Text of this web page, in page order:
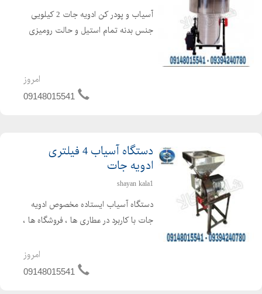
آسیاب و پودر کن ادویه جات 2 کیلویی
جنس بدنه تمام استیل و حالت رومیزی
امروز
09148015541
دستگاه آسیاب 4 فیلتری
ادویه جات
shayan kala1
دستگاه آسیاب ایستاده مخصوص ادویه
جات با کاربرد در عطاری ها ، فروشگاه ها ،
ممکن تولید و به بازار عرضه می گردد. با
دستگاه پودر کن می توان کلیه ادویه
امروز
09148015541